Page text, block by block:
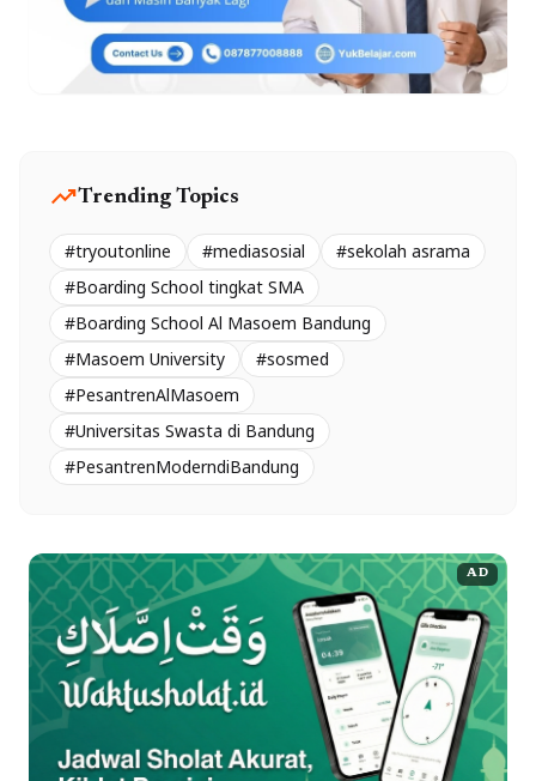
trending_upTrending Topics
#tryoutonline #mediasosial
#sekolah asrama
#Boarding School tingkat SMA
#Boarding School Al Masoem Bandung
#Masoem University
#sosmed
#PesantrenAlMasoem
#Universitas Swasta di Bandung
#PesantrenModerndiBandung
AD